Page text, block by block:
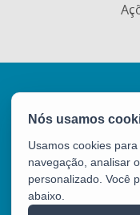
CEP:
Usamos cookies
navegação, analisar
personalizado. Você
abaixo.